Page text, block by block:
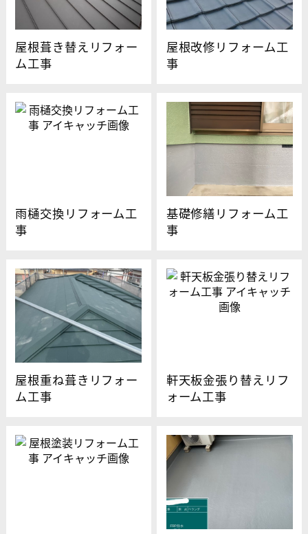
屋根葺き替えリフォー
ム工事
屋根改修リフォーム工
事
雨樋交換リフォーム工
事
基礎修繕リフォーム工
事
屋根重ね葺きリフォー
ム工事
軒天板金張り替えリフ
ォーム工事